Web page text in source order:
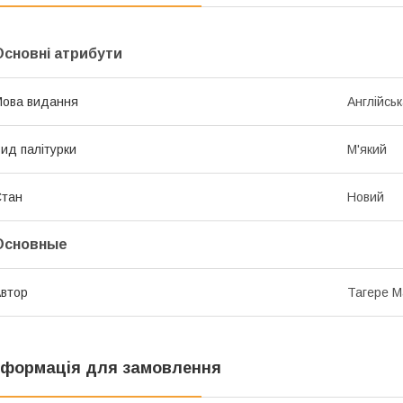
атрибути
видання
палітурки М'який
Новий
Тагере
для замовлення